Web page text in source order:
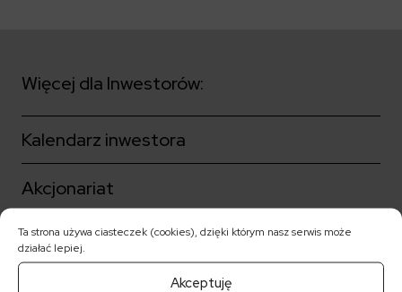
Ta strona używa ciasteczek (cookies), dzięki którym nasz serwis może
działać lepiej.
Akceptuję
Więcej dla Inwestorów:
Kalendarz inwestora
Akcjonariat
Ład korporacyjny